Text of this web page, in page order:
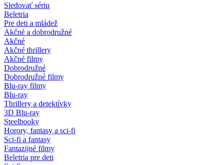
Sledovať sériu
Beletria
Pre deti a mládež
Akčné a dobrodružné
Akčné
Akčné thrillery
Akčné filmy
Dobrodružné
Dobrodružné filmy
Blu-ray filmy
Blu-ray
Thrillery a detektívky
3D Blu-ray
Steelbooky
Horory, fantasy a sci-fi
Sci-fi a fantasy
Fantazijné filmy
Beletria pre deti